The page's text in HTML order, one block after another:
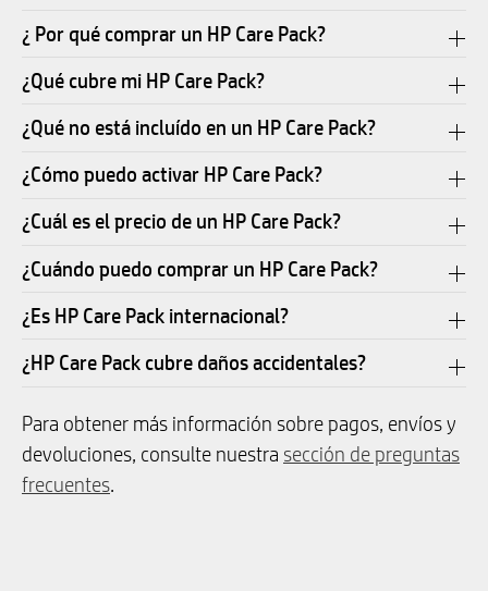
¿ Por qué comprar un HP Care Pack?
¿Qué cubre mi HP Care Pack?
¿Qué no está incluído en un HP Care Pack?
¿Cómo puedo activar HP Care Pack?
¿Cuál es el precio de un HP Care Pack?
¿Cuándo puedo comprar un HP Care Pack?
¿Es HP Care Pack internacional?
¿HP Care Pack cubre daños accidentales?
Para obtener más información sobre pagos, envíos y
devoluciones, consulte nuestra sección de preguntas
frecuentes.